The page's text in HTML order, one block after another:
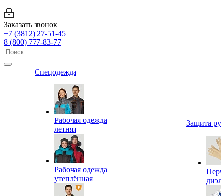
Заказать звонок
+7 (3812) 27-51-45
8 (800) 777-83-77
Спецодежда
Рабочая одежда
летняя
Рабочая одежда
утеплённая
Защита